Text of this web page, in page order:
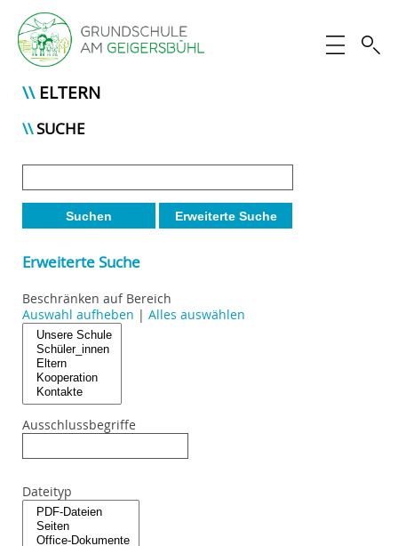
ELTERN
SUCHE
Suchen Erweiterte Suche
Erweiterte Suche
Beschränken auf Bereich
Auswahl aufheben | Alles auswählen
Ausschlussbegriffe
Dateityp